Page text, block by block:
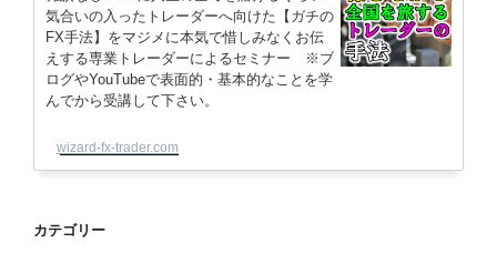
気合いの入ったトレーダーへ向けた【ガチの
FX手法】をマジメに本気で惜しみなくお伝
えする専業トレーダーによるセミナー ※ブ
ログやYouTubeで表面的・基本的なことを学
んでから受講して下さい。
wizard-fx-trader.com
カテゴリー